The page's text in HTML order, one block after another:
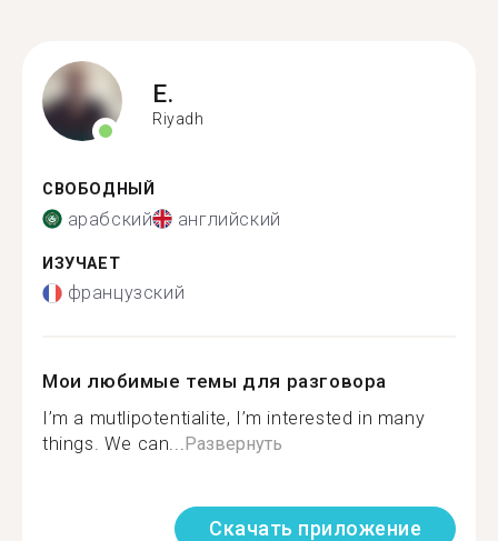
E.
Riyadh
СВОБОДНЫЙ
арабский английский
ИЗУЧАЕТ
французский
Мои любимые темы для разговора
I’m a mutlipotentialite, I’m interested in many
things. We can...Развернуть
Скачать приложение